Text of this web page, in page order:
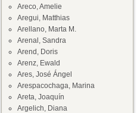
Areco, Amelie
Aregui, Matthias
Arellano, Marta M.
Arenal, Sandra
Arend, Doris
Arenz, Ewald
Ares, José Ángel
Arespacochaga, Marina
Areta, Joaquín
Argelich, Diana